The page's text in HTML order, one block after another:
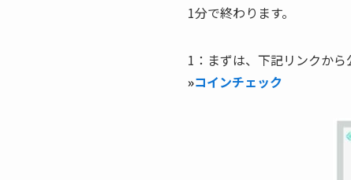
1分で終わります。
1：まずは、下記リンクから
»コインチェック